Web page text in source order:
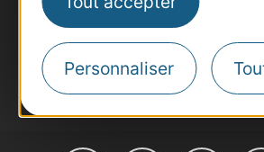
Personnaliser
Inscrivez-vous à la lettre
Destination Occitanie pour
suggestions de séjours, de visites
Je m'abonne